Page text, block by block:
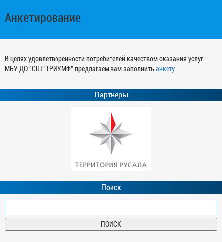
Анкетирование
В целях удовлетворенности потребителей качеством оказания услуг
МБУ ДО "СШ "ТРИУМФ" предлагаем вам заполнитьанкету
Партнёры
Поиск